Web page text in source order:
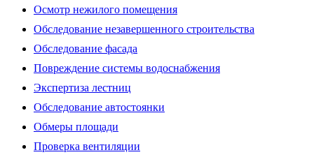
Осмотр нежилого помещения
Обследование незавершенного строительства
Обследование фасада
Повреждение системы водоснабжения
Экспертиза лестниц
Обследование автостоянки
Обмеры площади
Проверка вентиляции